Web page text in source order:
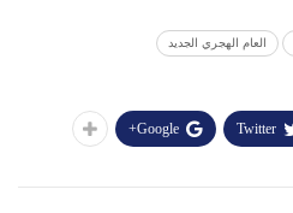
العام الهجري الجديد
Twitter
Google+